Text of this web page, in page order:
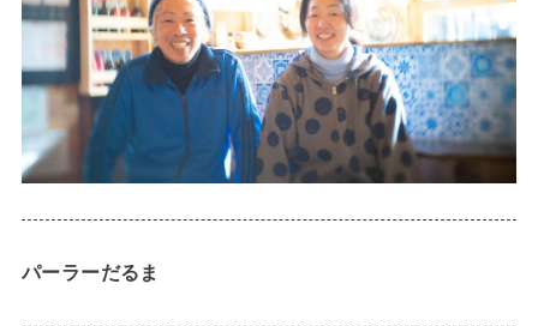
パーラーだるま